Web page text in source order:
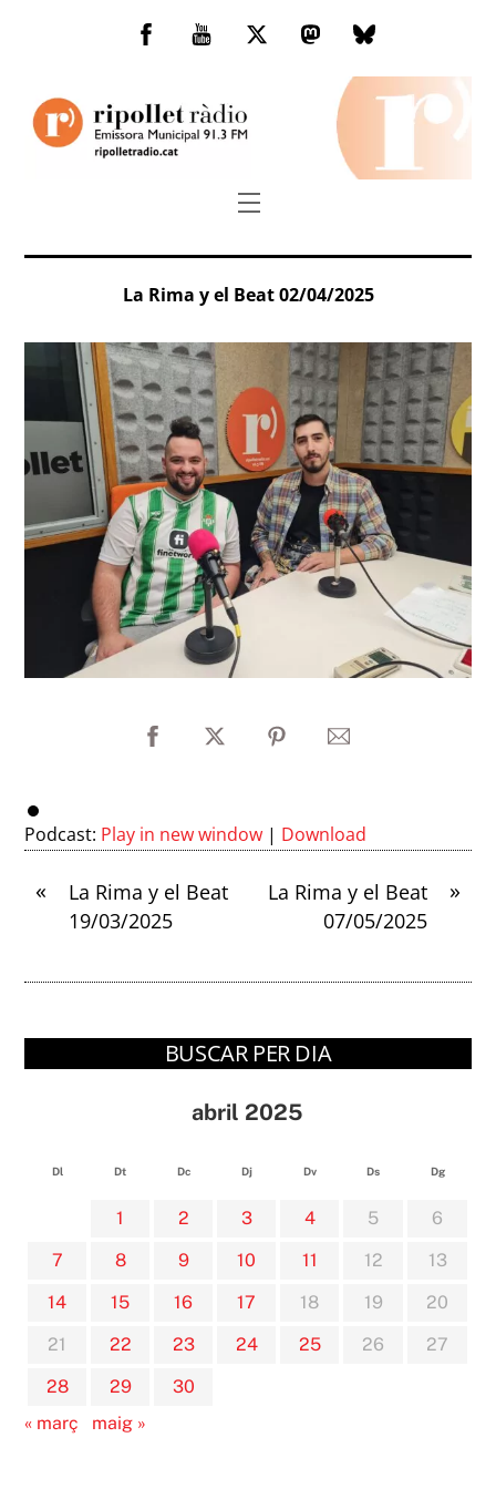
Facebook
You
TwitterMastodonBluesky
Menu
La Rima y el Beat 02/04/2025
Podcast: Play in new window | Download
«
La Rima y el Beat
19/03/2025
»
La Rima y el Beat
07/05/2025
BUSCAR PER DIA
abril 2025
Dl Dt Dc Dj Dv Ds Dg
1 2 3 4 5
6
7
8 9 10 11 12
13
14
15 16 17 18 19
20
21
22 23 24 25 26
27
28
29
30
« març
maig »